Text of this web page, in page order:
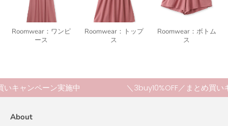
Roomwear：ワンピ
ース
Roomwear：トップ
ス
Roomwear：ボトム
ス
いキャンペーン実施中 ＼3buy10%OFF／まとめ買
About